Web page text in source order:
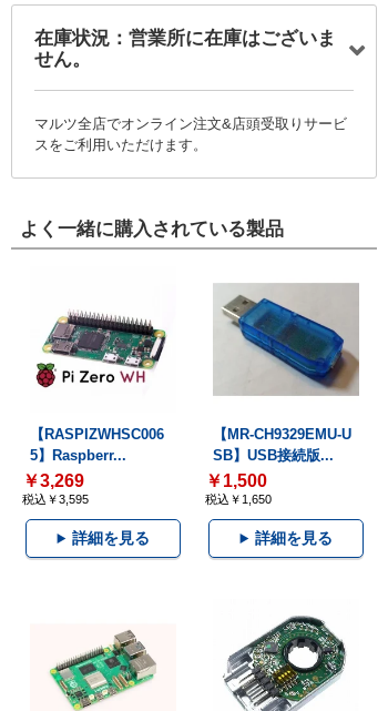
在庫状況：営業所に在庫はございま
せん。
マルツ全店でオンライン注文&店頭受取りサービ
スをご利用いただけます。
よく一緒に購入されている製品
【RASPIZWHSC006
5】Raspberr...
￥3,269
税込￥3,595
詳細を見る
【MR-CH9329EMU-U
SB】USB接続版...
￥1,500
税込￥1,650
詳細を見る